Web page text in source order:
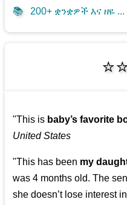
📚 200+ ቋንቋዎች እና ዘዬ ...
"This is baby’s favorite
United States
"This has been my
was 4 months old. The
she doesn’t lose interest